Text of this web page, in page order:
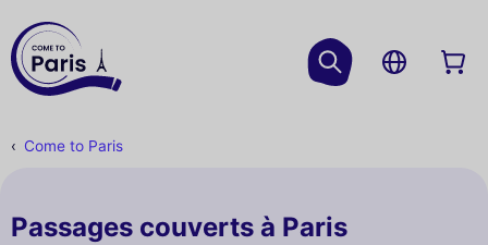
Come to Paris
Passages couverts à Paris